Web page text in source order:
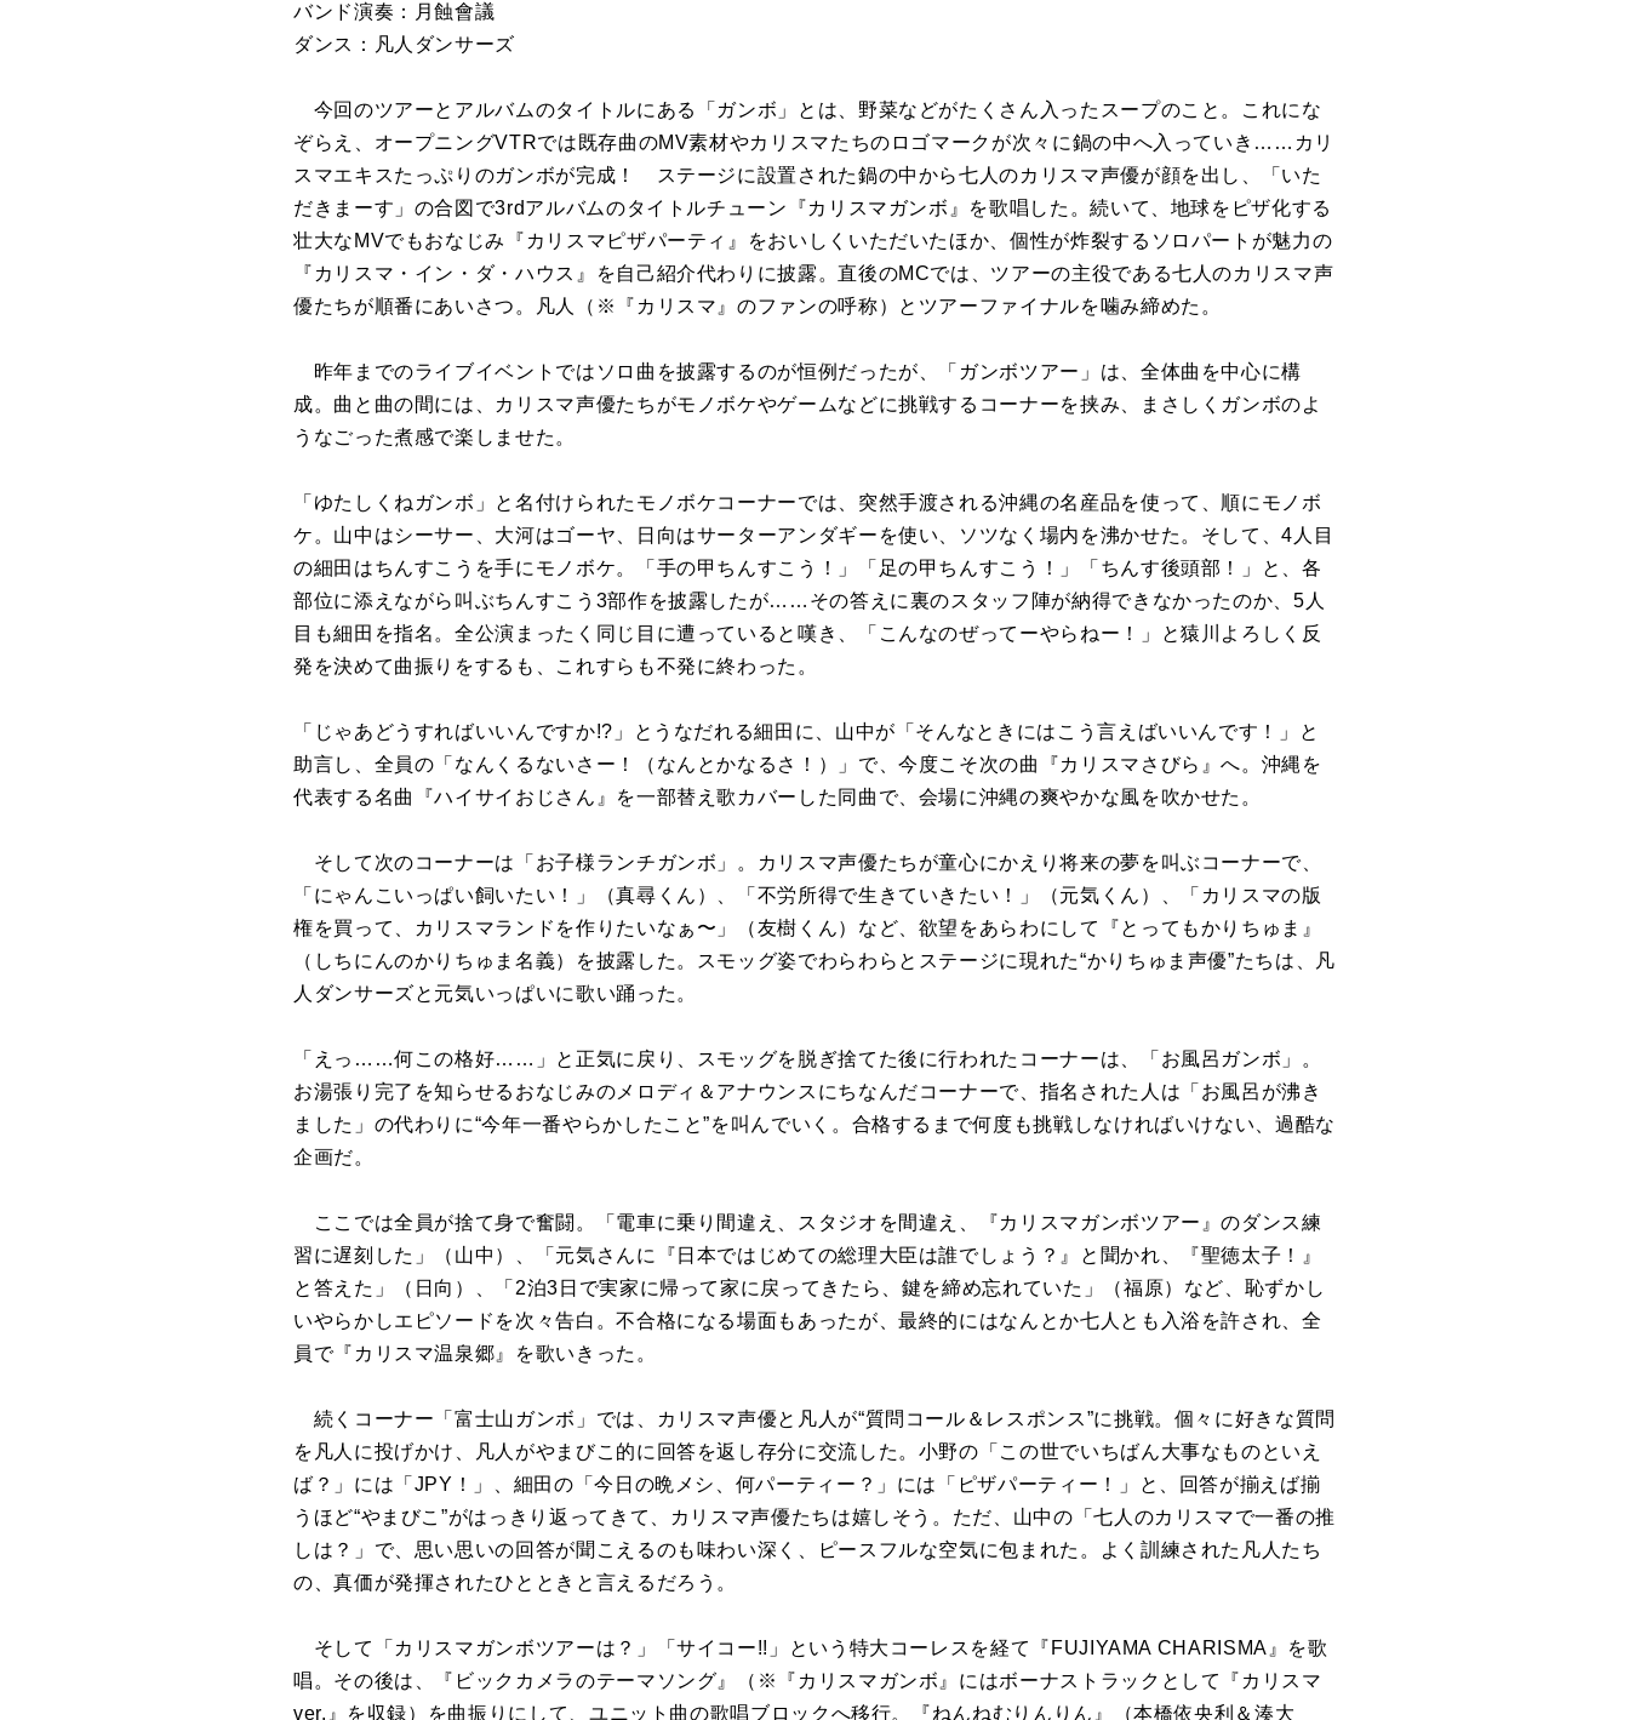
バンド演奏：月蝕會議
ダンス：凡人ダンサーズ
今回のツアーとアルバムのタイトルにある「ガンボ」とは、野菜などがたくさん入ったスープのこと。これにな
ぞらえ、オープニングVTRでは既存曲のMV素材やカリスマたちのロゴマークが次々に鍋の中へ入っていき……カリ
スマエキスたっぷりのガンボが完成！ ステージに設置された鍋の中から七人のカリスマ声優が顔を出し、「いた
だきまーす」の合図で3rdアルバムのタイトルチューン『カリスマガンボ』を歌唱した。続いて、地球をピザ化する
壮大なMVでもおなじみ『カリスマピザパーティ』をおいしくいただいたほか、個性が炸裂するソロパートが魅力の
『カリスマ・イン・ダ・ハウス』を自己紹介代わりに披露。直後のMCでは、ツアーの主役である七人のカリスマ声
優たちが順番にあいさつ。凡人（※『カリスマ』のファンの呼称）とツアーファイナルを噛み締めた。
昨年までのライブイベントではソロ曲を披露するのが恒例だったが、「ガンボツアー」は、全体曲を中心に構
成。曲と曲の間には、カリスマ声優たちがモノボケやゲームなどに挑戦するコーナーを挟み、まさしくガンボのよ
うなごった煮感で楽しませた。
「ゆたしくねガンボ」と名付けられたモノボケコーナーでは、突然手渡される沖縄の名産品を使って、順にモノボ
ケ。山中はシーサー、大河はゴーヤ、日向はサーターアンダギーを使い、ソツなく場内を沸かせた。そして、4人目
の細田はちんすこうを手にモノボケ。「手の甲ちんすこう！」「足の甲ちんすこう！」「ちんす後頭部！」と、各
部位に添えながら叫ぶちんすこう3部作を披露したが……その答えに裏のスタッフ陣が納得できなかったのか、5人
目も細田を指名。全公演まったく同じ目に遭っていると嘆き、「こんなのぜってーやらねー！」と猿川よろしく反
発を決めて曲振りをするも、これすらも不発に終わった。
「じゃあどうすればいいんですか!?」とうなだれる細田に、山中が「そんなときにはこう言えばいいんです！」と
助言し、全員の「なんくるないさー！（なんとかなるさ！）」で、今度こそ次の曲『カリスマさびら』へ。沖縄を
代表する名曲『ハイサイおじさん』を一部替え歌カバーした同曲で、会場に沖縄の爽やかな風を吹かせた。
そして次のコーナーは「お子様ランチガンボ」。カリスマ声優たちが童心にかえり将来の夢を叫ぶコーナーで、
「にゃんこいっぱい飼いたい！」（真尋くん）、「不労所得で生きていきたい！」（元気くん）、「カリスマの版
権を買って、カリスマランドを作りたいなぁ〜」（友樹くん）など、欲望をあらわにして『とってもかりちゅま』
（しちにんのかりちゅま名義）を披露した。スモッグ姿でわらわらとステージに現れた“かりちゅま声優”たちは、凡
人ダンサーズと元気いっぱいに歌い踊った。
「えっ……何この格好……」と正気に戻り、スモッグを脱ぎ捨てた後に行われたコーナーは、「お風呂ガンボ」。
お湯張り完了を知らせるおなじみのメロディ＆アナウンスにちなんだコーナーで、指名された人は「お風呂が沸き
ました」の代わりに“今年一番やらかしたこと”を叫んでいく。合格するまで何度も挑戦しなければいけない、過酷な
企画だ。
ここでは全員が捨て身で奮闘。「電車に乗り間違え、スタジオを間違え、『カリスマガンボツアー』のダンス練
習に遅刻した」（山中）、「元気さんに『日本ではじめての総理大臣は誰でしょう？』と聞かれ、『聖徳太子！』
と答えた」（日向）、「2泊3日で実家に帰って家に戻ってきたら、鍵を締め忘れていた」（福原）など、恥ずかし
いやらかしエピソードを次々告白。不合格になる場面もあったが、最終的にはなんとか七人とも入浴を許され、全
員で『カリスマ温泉郷』を歌いきった。
続くコーナー「富士山ガンボ」では、カリスマ声優と凡人が“質問コール＆レスポンス”に挑戦。個々に好きな質問
を凡人に投げかけ、凡人がやまびこ的に回答を返し存分に交流した。小野の「この世でいちばん大事なものといえ
ば？」には「JPY！」、細田の「今日の晩メシ、何パーティー？」には「ピザパーティー！」と、回答が揃えば揃
うほど“やまびこ”がはっきり返ってきて、カリスマ声優たちは嬉しそう。ただ、山中の「七人のカリスマで一番の推
しは？」で、思い思いの回答が聞こえるのも味わい深く、ピースフルな空気に包まれた。よく訓練された凡人たち
の、真価が発揮されたひとときと言えるだろう。
そして「カリスマガンボツアーは？」「サイコー!!」という特大コーレスを経て『FUJIYAMA CHARISMA』を歌
唱。その後は、『ビックカメラのテーマソング』（※『カリスマガンボ』にはボーナストラックとして『カリスマ
ver.』を収録）を曲振りにして、ユニット曲の歌唱ブロックへ移行。『ねんねむりんりん』（本橋依央利＆湊大